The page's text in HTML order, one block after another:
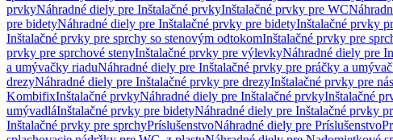
prvkyNáhradné diely pre Inštalačné prvkyInštalačné prvky pre WC
pre bidetyNáhradné diely pre Inštalačné prvky pre bidetyInštalačné prvky
Inštalačné prvky pre sprchy so stenovým odtokomInštalačné prvky pre
prvky pre sprchové stenyInštalačné prvky pre výlevkyNáhradné diely pre
a umývačky riaduNáhradné diely pre Inštalačné prvky pre práčky a
drezyNáhradné diely pre Inštalačné prvky pre drezyInštalačné prvky pre
KombifixInštalačné prvkyNáhradné diely pre Inštalačné prvkyInštalačné
umývadláInštalačné prvky pre bidetyNáhradné diely pre Inštalačné prvky
Inštalačné prvky pre sprchyPríslušenstvoNáhradné diely pre Príslušenstvo